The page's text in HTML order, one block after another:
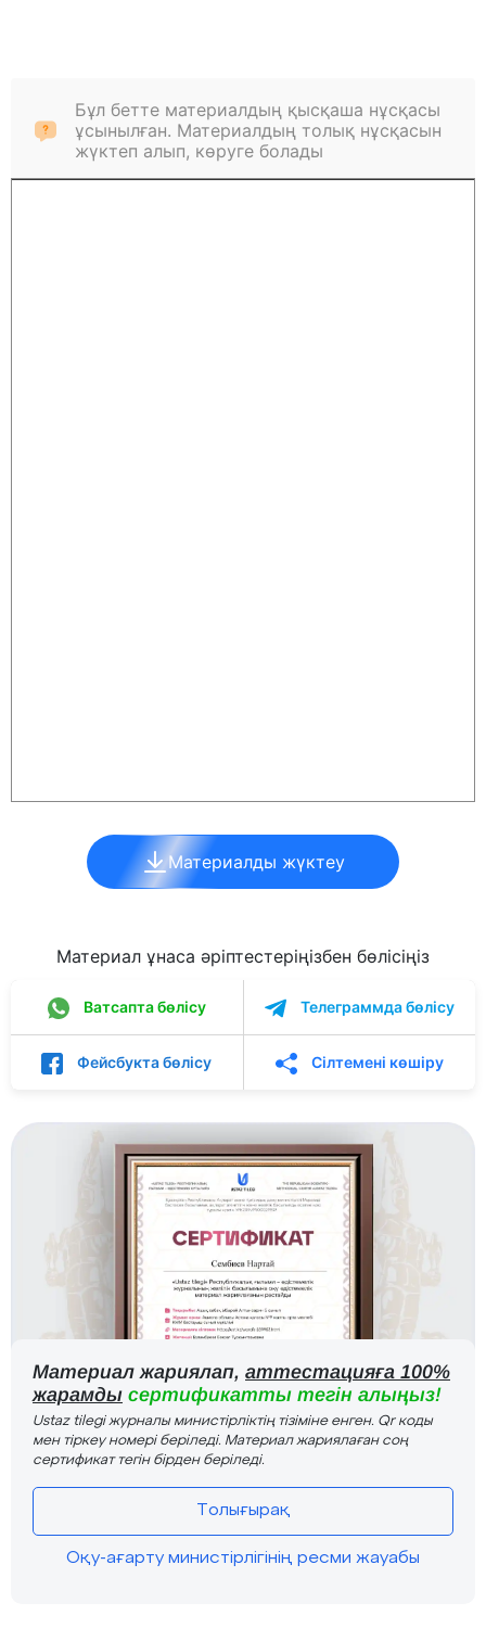
Бұл бетте материалдың қысқаша нұсқасы
ұсынылған. Материалдың толық нұсқасын
жүктеп алып, көруге болады
Материалды жүктеу
Материал ұнаса әріптестеріңізбен бөлісіңіз
Ватсапта бөлісу Телеграммда бөлісу
Фейсбукта бөлісу Сілтемені көшіру
Материал жариялап, аттестацияға 100%
жарамды сертификатты тегін алыңыз!
Ustaz tilegi журналы министірліктің тізіміне енген. Qr коды
мен тіркеу номері беріледі. Материал жариялаған соң
сертификат тегін бірден беріледі.
Толығырақ
Оқу-ағарту министірлігінің ресми жауабы